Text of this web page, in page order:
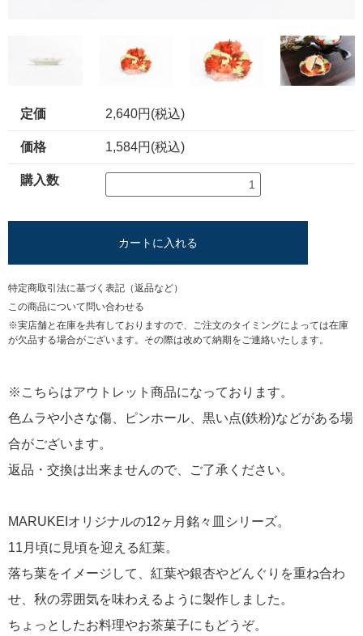
定価 2,640円(税込)
価格 1,584円(税込)
購入数
カートに入れる
特定商取引法に基づく表記（返品など）
この商品について問い合わせる
※実店舗と在庫を共有しておりますので、ご注文のタイミングによっては在庫
が欠品する場合がございます。その際は改めて納期をご連絡いたします。
※こちらはアウトレット商品になっております。
色ムラや小さな傷、ピンホール、黒い点(鉄粉)などがある場
合がございます。
返品・交換は出来ませんので、ご了承ください。
MARUKEIオリジナルの12ヶ月銘々皿シリーズ。
11月頃に見頃を迎える紅葉。
落ち葉をイメージして、紅葉や銀杏やどんぐりを重ね合わ
せ、秋の雰囲気を味わえるように製作しました。
ちょっとしたお料理やお茶菓子にもどうぞ。